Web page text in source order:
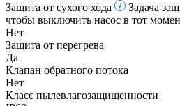
Защита от сухого хода
Задача
чтобы выключить насос в тот
Нет
Защита от перегрева
Да
Клапан обратного потока
Нет
Класс пылевлагозащищенности